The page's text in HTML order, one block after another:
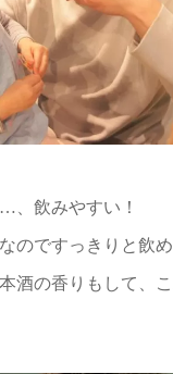
飲みやすい！
のですっきりと飲め
酒の香りもして、